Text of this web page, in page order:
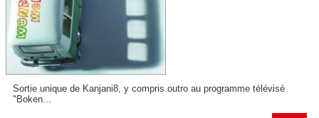
Sortie unique de Kanjani8, y compris outro au programme télévisé
"Boken...